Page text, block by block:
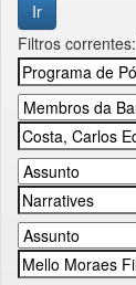
Filtros correntes: